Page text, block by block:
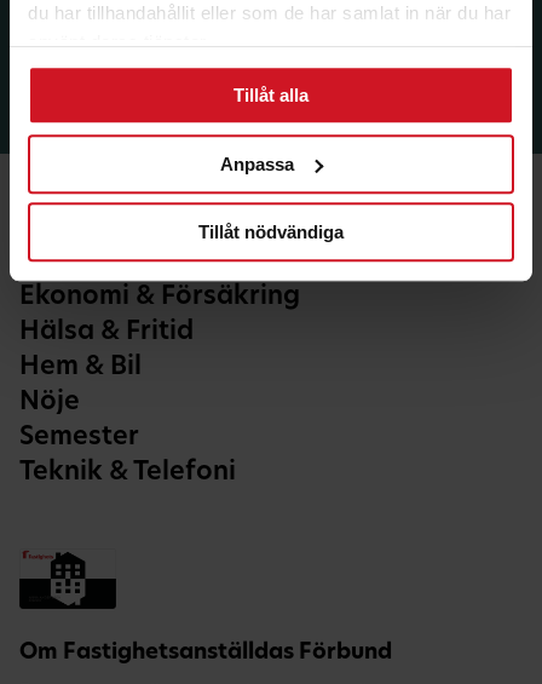
du har tillhandahållit eller som de har samlat in när du har
använt deras tjänster.
Tillåt alla
Anpassa
Tillåt nödvändiga
Ekonomi & Försäkring
Hälsa & Fritid
Hem & Bil
Nöje
Semester
Teknik & Telefoni
Om Fastighetsanställdas Förbund